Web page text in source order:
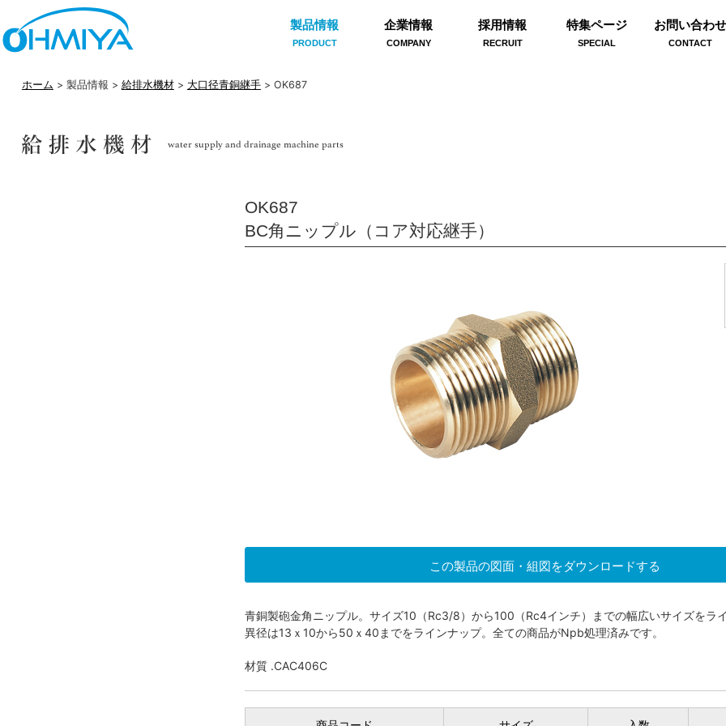
製品情報
PRODUCT
企業情報
COMPANY
採用情報
RECRUIT
特集ページ
SPECIAL
お問い合わせ
CONTACT
ホーム > 製品情報 > 給排水機材> 大口径青銅継手> OK687
OK687
BC角ニップル（コア対応継手）
この製品の図面・組図をダウンロードする
青銅製砲金角ニップル。サイズ10（Rc3/8）から100（Rc4インチ）までの幅広いサイズをライ
異径は13ｘ10から50ｘ40までをラインナップ。全ての商品がNpb処理済みです。
材質 .CAC406C